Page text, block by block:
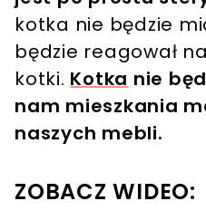
kotka nie będzie
będzie reagował
kotki. Kotka nie
nam mieszkania
naszych mebli.
ZOBACZ WIDEO: